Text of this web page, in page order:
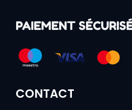
PAIEMENT
CONTACT